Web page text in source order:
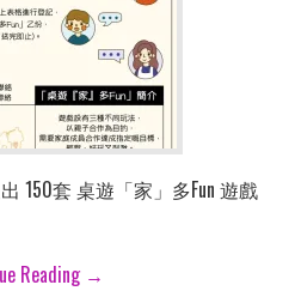
150套 桌遊「家」多Fun 遊戲
Reading →